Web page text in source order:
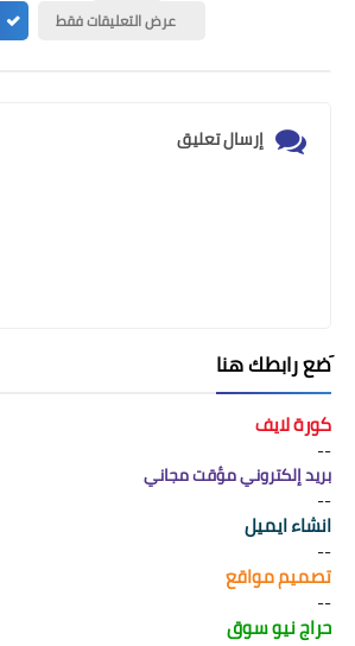
عرض التعليقات فقط
إرسال تعليق
َضع رابطك هنا
كورة لايف
--
بريد إلكتروني مؤقت مجاني
--
انشاء ايميل
--
تصميم مواقع
--
حراج نيو سوق